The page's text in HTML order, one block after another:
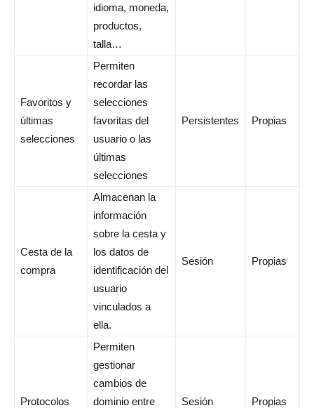
idioma, moneda,
productos,
talla…
Favoritos y
últimas
selecciones
Permiten
recordar las
selecciones
favoritas del
usuario o las
últimas
selecciones
Persistentes Propias
Cesta de la
compra
Almacenan la
información
sobre la cesta y
los datos de
identificación del
usuario
vinculados a
ella.
Sesión Propias
Protocolos
Permiten
gestionar
cambios de
dominio entre
Sesión Propias